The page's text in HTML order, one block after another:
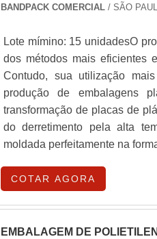
BANDPACK COMERCIAL/ SÃO
Lote mímino: 15 unidadesO
dos métodos mais eficientes
Contudo, sua utilização
produção de embalagens
transformação de placas de
do derretimento pela alta
moldada perfeitamente na
COTAR AGORA
EMBALAGEM DE